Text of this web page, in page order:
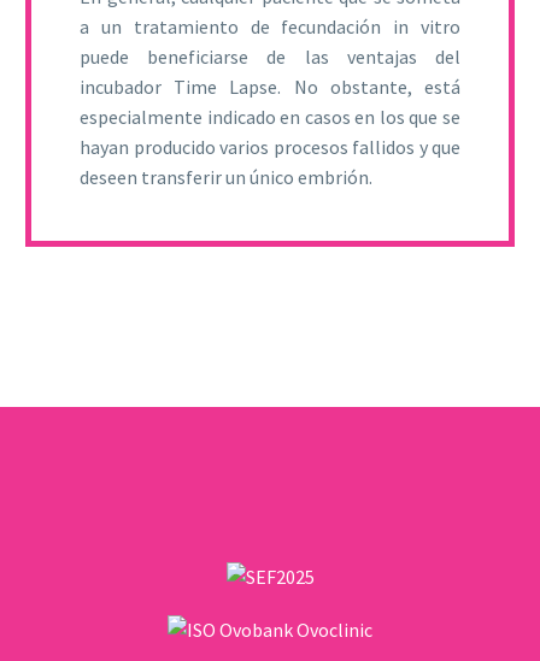
a un tratamiento de fecundación in vitro
puede beneficiarse de las ventajas del
incubador Time Lapse. No obstante, está
especialmente indicado en casos en los que se
hayan producido varios procesos fallidos y que
deseen transferir un único embrión.